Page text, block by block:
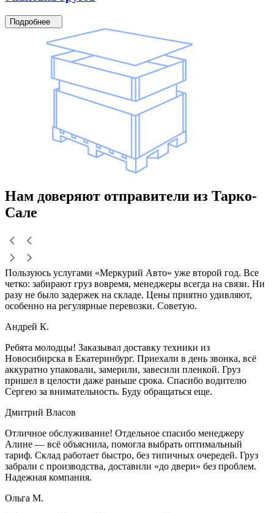
Подробнее
Нам доверяют отправители из Тарко-
Сале
Пользуюсь услугами «Меркурий Авто» уже второй год. Все
четко: забирают груз вовремя, менеджеры всегда на связи. Ни
разу не было задержек на складе. Цены приятно удивляют,
особенно на регулярные перевозки. Советую.
Андрей К.
Ребята молодцы! Заказывал доставку техники из
Новосибирска в Екатеринбург. Приехали в день звонка, всё
аккуратно упаковали, замерили, завесили пленкой. Груз
пришел в целости даже раньше срока. Спасибо водителю
Сергею за внимательность. Буду обращаться еще.
Дмитрий Власов
Отличное обслуживание! Отдельное спасибо менеджеру
Алине — всё объяснила, помогла выбрать оптимальный
тариф. Склад работает быстро, без типичных очередей. Груз
забрали с производства, доставили «до двери» без проблем.
Надежная компания.
Ольга М.